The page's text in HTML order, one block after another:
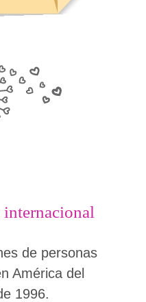
de personas
América del
1996.